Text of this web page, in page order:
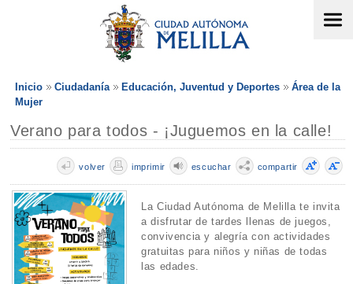
Inicio Ciudadanía Educación, Juventud y Deportes
Área de la
Mujer
Verano para todos - ¡Juguemos en la calle!
compartir
escuchar
imprimir
volver
La Ciudad Autónoma de Melilla te invita
a disfrutar de tardes llenas de juegos,
convivencia y alegría con actividades
gratuitas para niños y niñas de todas
las edades.